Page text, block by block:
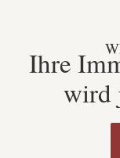
Ihre
wird